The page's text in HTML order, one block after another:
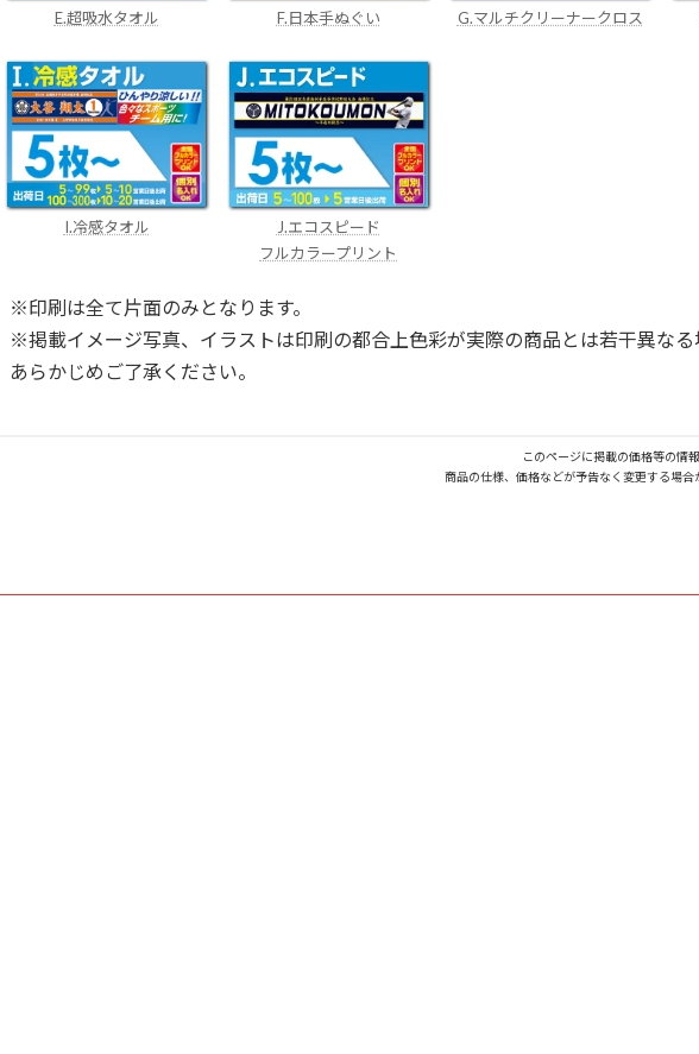
E.超吸水タオル F.日本手ぬぐい G.マルチクリーナークロス
I.冷感タオル
J.エコスピード
フルカラープリント
※印刷は全て片面のみとなります。
※掲載イメージ写真、イラストは印刷の都合上色彩が実際の商品とは若干異なる
あらかじめご了承ください。
このページに掲載の価格等の情
商品の仕様、価格などが予告なく変更する場合